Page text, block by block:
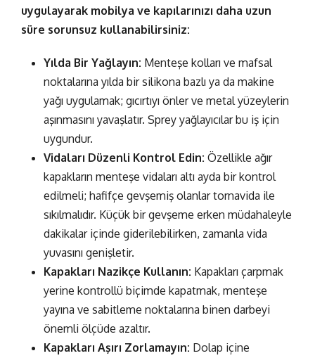
uygulayarak mobilya ve kapılarınızı daha uzun
süre sorunsuz kullanabilirsiniz:
Yılda Bir Yağlayın: Menteşe kolları ve mafsal
noktalarına yılda bir silikona bazlı ya da makine
yağı uygulamak; gıcırtıyı önler ve metal yüzeylerin
aşınmasını yavaşlatır. Sprey yağlayıcılar bu iş için
uygundur.
Vidaları Düzenli Kontrol Edin: Özellikle ağır
kapakların menteşe vidaları altı ayda bir kontrol
edilmeli; hafifçe gevşemiş olanlar tornavida ile
sıkılmalıdır. Küçük bir gevşeme erken müdahaleyle
dakikalar içinde giderilebilirken, zamanla vida
yuvasını genişletir.
Kapakları Nazikçe Kullanın: Kapakları çarpmak
yerine kontrollü biçimde kapatmak, menteşe
yayına ve sabitleme noktalarına binen darbeyi
önemli ölçüde azaltır.
Kapakları Aşırı Zorlamayın: Dolap içine